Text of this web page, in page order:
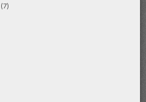
(7)